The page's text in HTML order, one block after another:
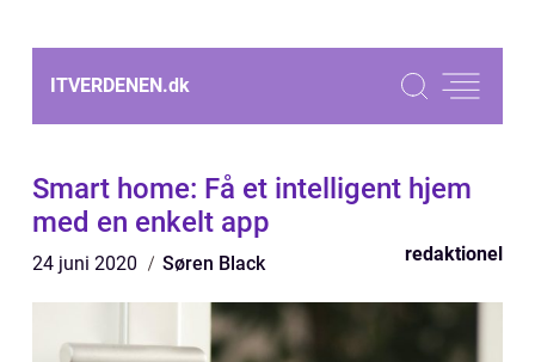
ITVERDENEN.dk
Smart home: Få et intelligent hjem
med en enkelt app
24 juni 2020 Søren Black redaktionel